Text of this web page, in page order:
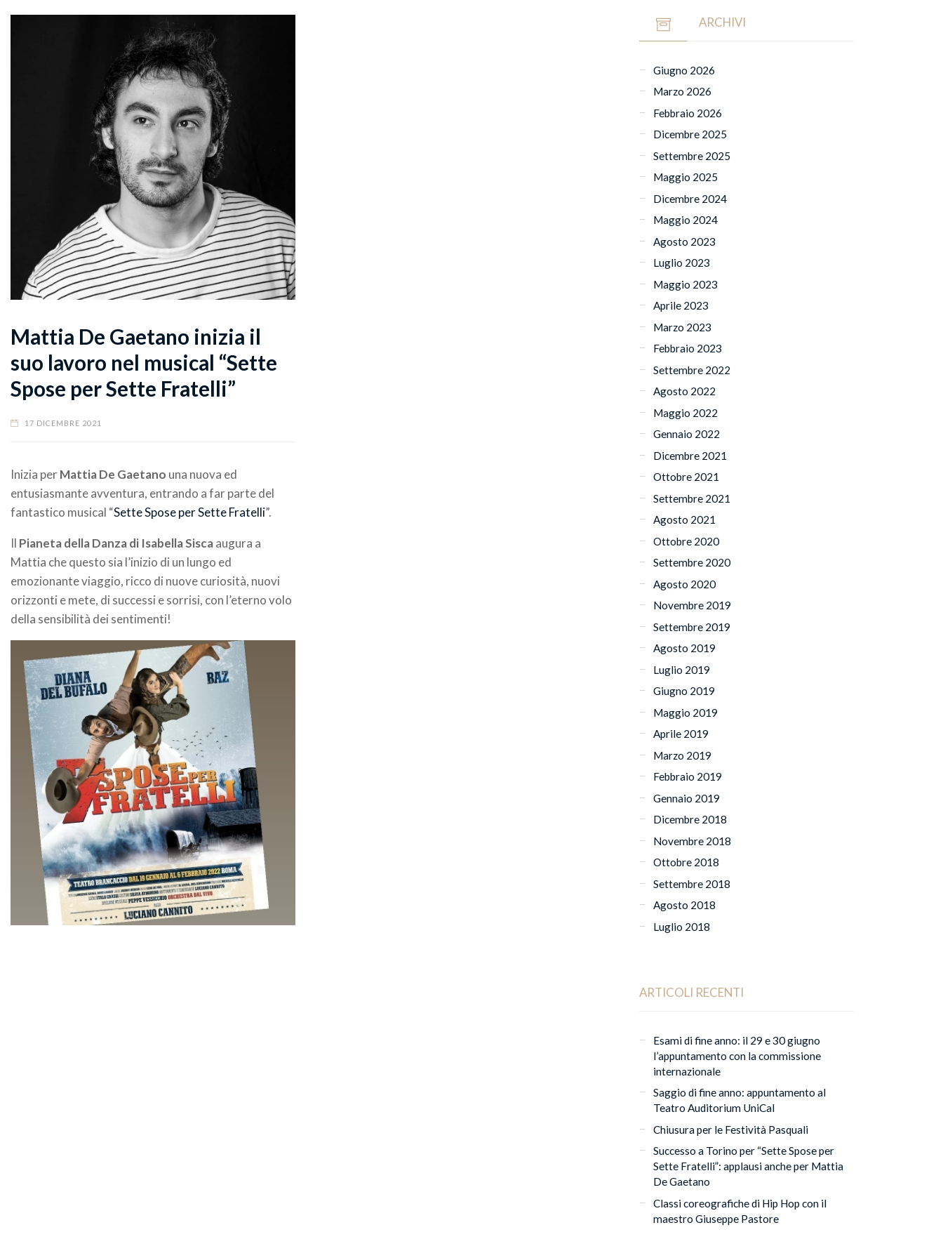
Mattia De Gaetano inizia il
suo lavoro nel musical “Sette
Spose per Sette Fratelli”
17 DICEMBRE 2021
Inizia perMattia De Gaetano una nuova ed
entusiasmante avventura, entrando a far parte del
fantastico musical “Sette Spose per Sette Fratelli”.
Il Pianeta della Danza di Isabella Siscaaugura a
Mattia che questo sia l’inizio di un lungo ed
emozionante viaggio, ricco di nuove curiosità, nuovi
orizzonti e mete, di successi e sorrisi, con l’eterno volo
della sensibilità dei sentimenti!
ARCHIVI
Giugno 2026
Marzo 2026
Febbraio 2026
Dicembre 2025
Settembre 2025
Maggio 2025
Dicembre 2024
Maggio 2024
Agosto 2023
Luglio 2023
Maggio 2023
Aprile 2023
Marzo 2023
Febbraio 2023
Settembre 2022
Agosto 2022
Maggio 2022
Gennaio 2022
Dicembre 2021
Ottobre 2021
Settembre 2021
Agosto 2021
Ottobre 2020
Settembre 2020
Agosto 2020
Novembre 2019
Settembre 2019
Agosto 2019
Luglio 2019
Giugno 2019
Maggio 2019
Aprile 2019
Marzo 2019
Febbraio 2019
Gennaio 2019
Dicembre 2018
Novembre 2018
Ottobre 2018
Settembre 2018
Agosto 2018
Luglio 2018
ARTICOLI RECENTI
Esami di fine anno: il 29 e 30 giugno
l’appuntamento con la commissione
internazionale
Saggio di fine anno: appuntamento al
Teatro Auditorium UniCal
Chiusura per le Festività Pasquali
Successo a Torino per “Sette Spose per
Sette Fratelli”: applausi anche per Mattia
De Gaetano
Classi coreografiche di Hip Hop con il
maestro Giuseppe Pastore